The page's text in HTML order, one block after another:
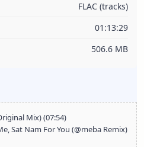
FLAC (tracks)
01:13:29
506.6 MB
Mix) (07:54)
Sat Nam For You (@meba Remix)